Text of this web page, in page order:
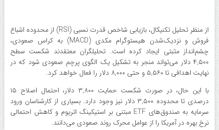
از منظر تحلیل تکنیکال، بازیابی شاخص قدرت نسبی (RSI) از محدوده اشباع
فروش و نزدیک‌شدن هیستوگرام مکدی (MACD) به کراس صعودی،
چشم‌انداز مثبتی ایجاد کرده است. تحلیلگران معتقدند شکست سطح
۴,۵۰۰ دلار می‌تواند منجر به تشکیل یک الگوی پرچم صعودی شود که در
نهایت اهدافی تا ۵,۵۶۰ و حتی ۸,۰۰۰ دلار را فعال خواهد کرد.
با این حال، در صورت شکست حمایت ۳,۸۰۰ دلار، احتمال اصلاح ۱۵
درصدی تا محدوده ۳,۵۰۰ دلار نیز وجود دارد. بسیاری از کارشناسان ورود
سرمایه به صندوق‌های ETF مبتنی بر استیکینگ اتریوم و کاهش احتمالی
نرخ بهره در آمریکا را از عوامل محرک روند صعودی می‌دانند.